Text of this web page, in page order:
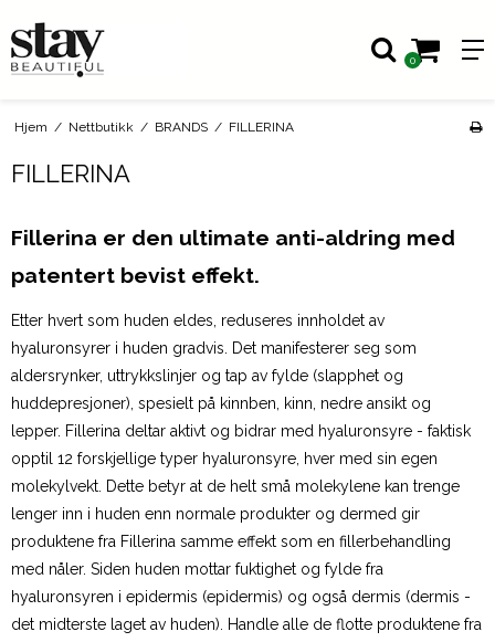
0
Hjem / Nettbutikk / BRANDS / FILLERINA
FILLERINA
Fillerina er den ultimate anti-aldring med
patentert bevist effekt.
Etter hvert som huden eldes, reduseres innholdet av
hyaluronsyrer i huden gradvis. Det manifesterer seg som
aldersrynker, uttrykkslinjer og tap av fylde (slapphet og
huddepresjoner), spesielt på kinnben, kinn, nedre ansikt og
lepper. Fillerina deltar aktivt og bidrar med hyaluronsyre - faktisk
opptil 12 forskjellige typer hyaluronsyre, hver med sin egen
molekylvekt. Dette betyr at de helt små molekylene kan trenge
lenger inn i huden enn normale produkter og dermed gir
produktene fra Fillerina samme effekt som en fillerbehandling
med nåler. Siden huden mottar fuktighet og fylde fra
hyaluronsyren i epidermis (epidermis) og også dermis (dermis -
det midterste laget av huden). Handle alle de flotte produktene fra